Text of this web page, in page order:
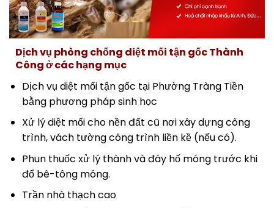
Dịch vụ phòng chống diệt mối tận gốc Thành
Công ở các hạng mục
Dịch vụ diệt mối tận gốc tại Phường Tràng Tiền
bằng phương pháp sinh học
Xử lý diệt mối cho nền đất cũ nơi xây dựng công
trình, vách tường công trình liền kề (nếu có).
Phun thuốc xử lý thành và đáy hố móng trước khi
đổ bê-tông móng.
Trần nhà thạch cao